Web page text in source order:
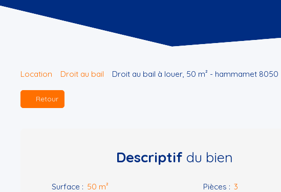
Location Droit au bail Droit au bail à louer, 50 m² - hammamet 8050
Retour
Descriptif du bien
Surface : 50 m² Pièces : 3